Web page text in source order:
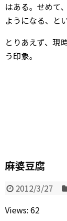
はある。せめて
ようになる、と
とりあえず、現
う印象。
麻婆豆腐
2012/3/27
Views: 62